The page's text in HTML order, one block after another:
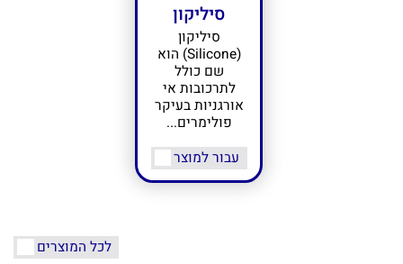
סיליקון
סיליקון
(Silicone) הוא
שם כולל
לתרכובות אי
אורגניות בעיקר
פולימרים...
עבור למוצר
לכל המוצרים